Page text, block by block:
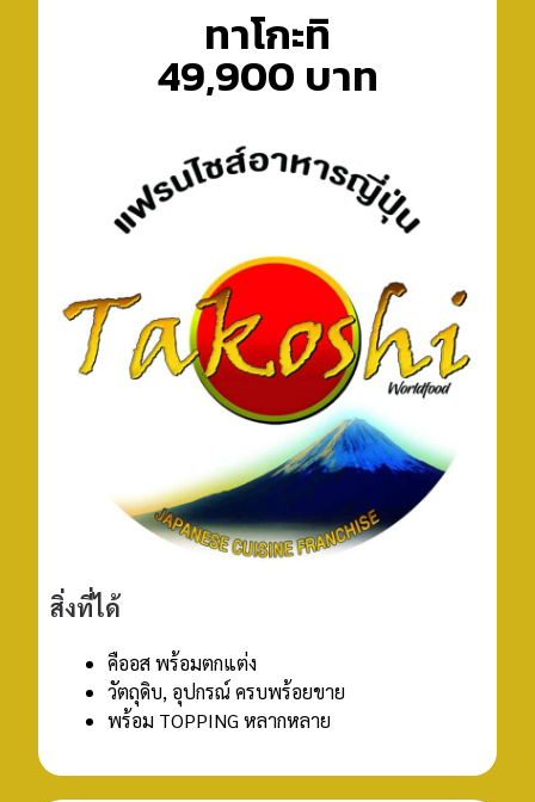
ทาโกะทิ
49,900 บาท
สิ่งที่ได้
คืออส พร้อมตกแต่ง
วัตถุดิบ, อุปกรณ์ ครบพร้อยขาย
พร้อม TOPPING หลากหลาย